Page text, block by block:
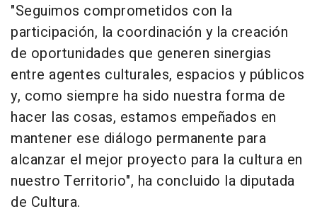
"Seguimos comprometidos con la
participación, la coordinación y la creación
de oportunidades que generen sinergias
entre agentes culturales, espacios y públicos
y, como siempre ha sido nuestra forma de
hacer las cosas, estamos empeñados en
mantener ese diálogo permanente para
alcanzar el mejor proyecto para la cultura en
nuestro Territorio", ha concluido la diputada
de Cultura.